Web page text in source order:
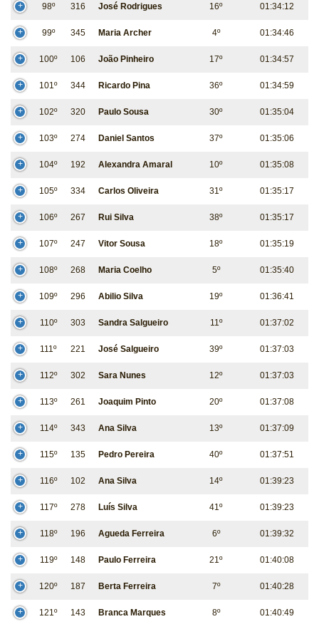
98º 316 José Rodrigues 16º 01:34:12
99º 345 Maria Archer 4º 01:34:46
100º 106 João Pinheiro 17º 01:34:57
101º 344 Ricardo Pina 36º 01:34:59
102º 320 Paulo Sousa 30º 01:35:04
103º 274 Daniel Santos 37º 01:35:06
104º 192 Alexandra Amaral 10º 01:35:08
105º 334 Carlos Oliveira 31º 01:35:17
106º 267 Rui Silva 38º 01:35:17
107º 247 Vitor Sousa 18º 01:35:19
108º 268 Maria Coelho 5º 01:35:40
109º 296 Abilio Silva 19º 01:36:41
110º 303 Sandra Salgueiro 11º 01:37:02
111º 221 José Salgueiro 39º 01:37:03
112º 302 Sara Nunes 12º 01:37:03
113º 261 Joaquim Pinto 20º 01:37:08
114º 343 Ana Silva 13º 01:37:09
115º 135 Pedro Pereira 40º 01:37:51
116º 102 Ana Silva 14º 01:39:23
117º 278 Luís Silva 41º 01:39:23
118º 196 Agueda Ferreira 6º 01:39:32
119º 148 Paulo Ferreira 21º 01:40:08
120º 187 Berta Ferreira 7º 01:40:28
121º 143 Branca Marques 8º 01:40:49